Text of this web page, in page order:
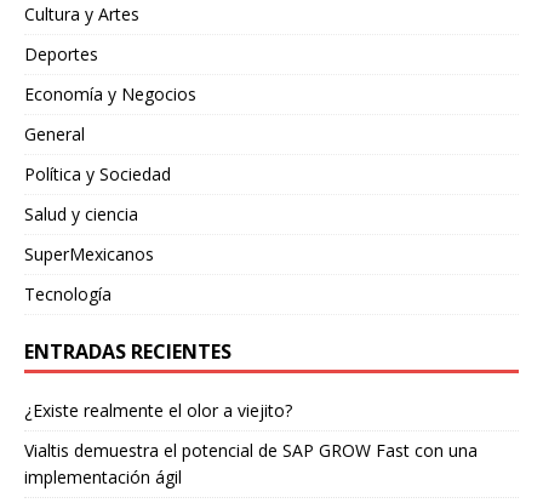
Cultura y Artes
Deportes
Economía y Negocios
General
Política y Sociedad
Salud y ciencia
SuperMexicanos
Tecnología
ENTRADAS RECIENTES
¿Existe realmente el olor a viejito?
Vialtis demuestra el potencial de SAP GROW Fast con una
implementación ágil